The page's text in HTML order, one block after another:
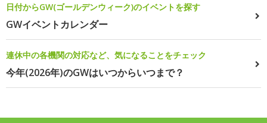
日付からGW(ゴールデンウィーク)のイベントを探す
GWイベントカレンダー
連休中の各機関の対応など、気になることをチェック
今年(2026年)のGWはいつからいつまで？